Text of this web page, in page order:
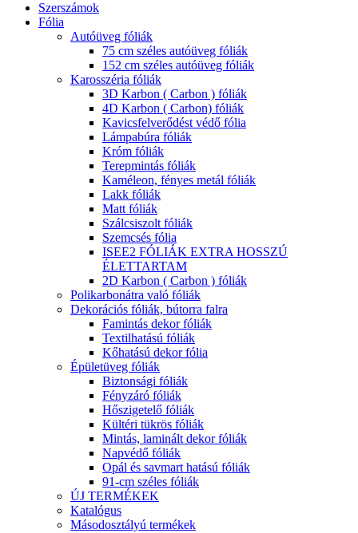
Szerszámok
Fólia
Autóüveg fóliák
75 cm széles autóüveg fóliák
152 cm széles autóüveg fóliák
Karosszéria fóliák
3D Karbon ( Carbon ) fóliák
4D Karbon ( Carbon) fóliák
Kavicsfelverődést védő fólia
Lámpabúra fóliák
Króm fóliák
Terepmintás fóliák
Kaméleon, fényes metál fóliák
Lakk fóliák
Matt fóliák
Szálcsiszolt fóliák
Szemcsés fólia
ISEE2 FÓLIÁK EXTRA HOSSZÚ
ÉLETTARTAM
2D Karbon ( Carbon ) fóliák
Polikarbonátra való fóliák
Dekorációs fóliák, bútorra falra
Famintás dekor fóliák
Textilhatású fóliák
Kőhatású dekor fólia
Épületüveg fóliák
Biztonsági fóliák
Fényzáró fóliák
Hőszigetelő fóliák
Kültéri tükrös fóliák
Mintás, laminált dekor fóliák
Napvédő fóliák
Opál és savmart hatású fóliák
91-cm széles fóliák
ÚJ TERMÉKEK
Katalógus
Másodosztályú termékek